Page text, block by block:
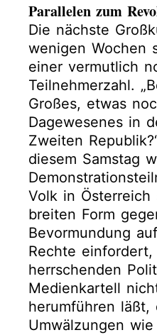
Parallelen zum
Die nächste
wenigen Wochen
einer vermutlich
Teilnehmerzahl.
Großes, etwas
Dagewesenes in
Zweiten
diesem Samstag
Volk in
breiten Form
Bevormundung
Rechte
herrschenden
Medienkartell
herumführen läßt,
Umwälzungen